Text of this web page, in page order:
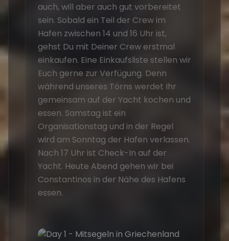
auch, will aber auch gut vorbereitet
sein. Sobald ein Teil der Crew im
Hafen zwischen 14 und 16 Uhr ist,
gehst Du mit Deiner Crew erstmal
einkaufen. Eine Einkaufsliste stellen wir
Euch gerne zur Verfügung. Denn
während unseres Törns werdet Ihr
gemeinsam auf der Yacht kochen und
essen. Samstag ist ein
Organisationstag und in der Regel
wird am Sonntag der Hafen verlassen.
Nach 17 Uhr ist Check-In auf der
Yacht. Heute Abend gehen wir bei
Constantinos in der Nähe des Hafens
essen.